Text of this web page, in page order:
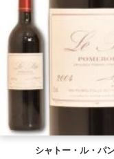
シャトー・ル・パ